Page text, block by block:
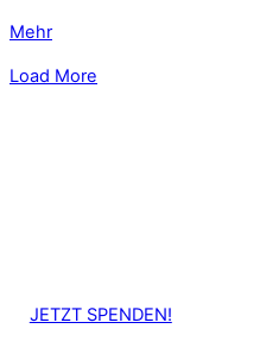
Mehr
Load More
JETZT SPENDEN!